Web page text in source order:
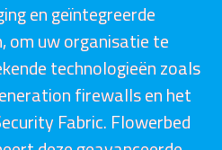
en geïntegreerde
om uw organisatie te
technologieën zoals
firewalls en het
Fabric. Flowerbed